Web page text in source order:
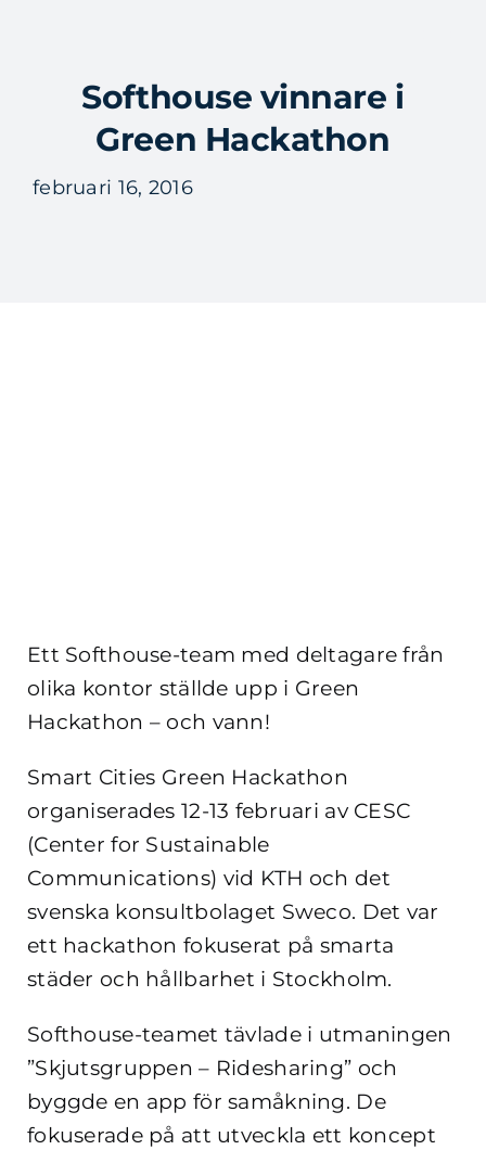
innehålletSofthouse vinnare i
Green Hackathon
februari 16, 2016
Ett Softhouse-team med deltagare från
olika kontor ställde upp i Green
Hackathon – och vann!
Smart Cities Green Hackathon
organiserades 12-13 februari av CESC
(Center for Sustainable
Communications) vid KTH och det
svenska konsultbolaget Sweco. Det var
ett hackathon fokuserat på smarta
städer och hållbarhet i Stockholm.
Softhouse-teamet tävlade i utmaningen
”Skjutsgruppen – Ridesharing” och
byggde en app för samåkning. De
fokuserade på att utveckla ett koncept